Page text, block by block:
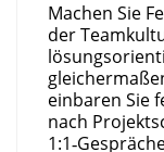
Machen Sie
der
ein­ba­ren Sie
nach